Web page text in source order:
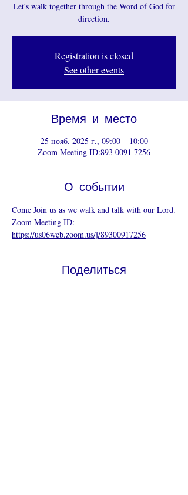
Let's walk together through the Word of God for
direction.
Registration is closed
See other events
Время и место
25 нояб. 2025 г., 09:00 – 10:00
Zoom Meeting ID:893 0091 7256
О событии
Come Join us as we walk and talk with our Lord.
Zoom Meeting ID:
https://us06web.zoom.us/j/89300917256
Поделиться